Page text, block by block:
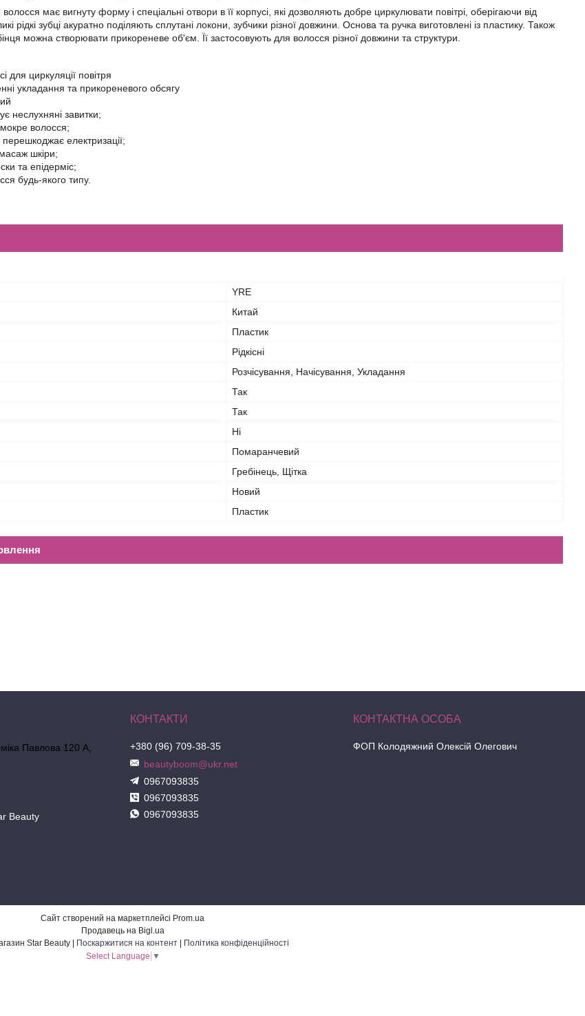
має вигнуту форму і спеціальні отвори в її корпусі, які дозволяють добре циркулювати повітрі, оберігаючи від
рідкі зубці акуратно поділяють сплутані локони, зубчики різної довжини. Основа та ручка виготовлені із пластику. Також
можна створювати прикореневе об'єм. Її застосовують для волосся різної довжини та структури.
для циркуляції повітря
укладання та прикореневого обсягу
неслухняні завитки;
волосся;
електризації;
шкіри;
та епідерміс;
будь-якого типу.
YRE
Китай
Пластик
Рідкісні
Розчісування, Начісування, Укладання
Так
Так
Ні
Помаранчевий
Гребінець, Щітка
Новий
Пластик
Павлова 120 А,
Beauty
+380 (96) 709-38-35
beautyboom@ukr.net
0967093835
0967093835
0967093835
ФОП Колодяжний Олексій Олегович
Сайт створений на маркетплейсі Prom.ua
Продавець на Bigl.ua
Інтернет-магазин Star Beauty | Поскаржитися на контент | Політика конфіденційності
Select Language ▼